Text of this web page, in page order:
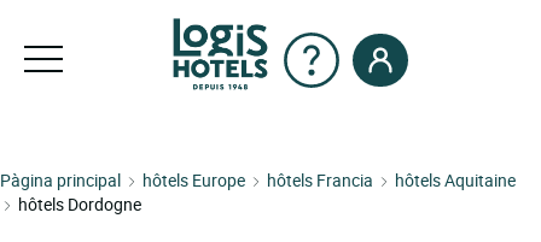
Pàgina principal hôtels Europe hôtels Francia
hôtels Aquitaine
hôtels Dordogne